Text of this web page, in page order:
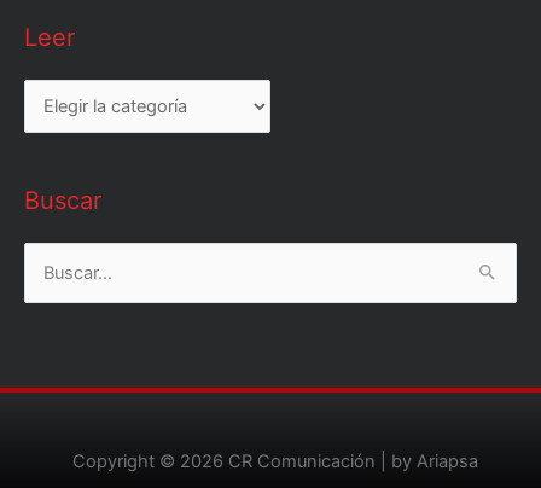
Leer
Leer
Buscar
Buscar
por:
Copyright © 2026 CR Comunicación | by Ariapsa